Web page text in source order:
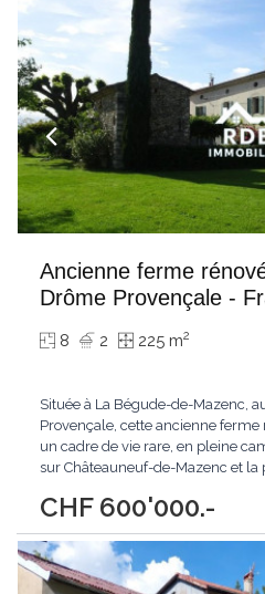
Ancienne ferme
Drôme Provençale -
CHF 600'000.-
8 2 225 m2
Située à La Bégude-de-Mazenc,
Provençale, cette ancienne ferme
un cadre de vie rare, en pleine
sur Châteauneuf-de-Mazenc et la
niveaux et se situe sur un grand
m². Elle comprend également...